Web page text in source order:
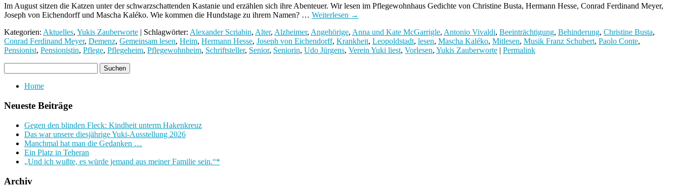
Im August sitzen die Katzen unter der schwarzschattenden Kastanie und erzählen sich ihre Abenteuer. Wir lesen im Pflegewohnhaus Gedichte von Christine Busta, Hermann Hesse, Conrad Ferdinand Meyer,
Joseph von Eichendorff und Mascha Kaléko. Wie kommen die Hundstage zu ihrem Namen? … Weiterlesen →
Kategorien: Aktuelles, Yukis Zauberworte | Schlagwörter: Alexander Scriabin, Alter, Alzheimer, Angehörige, Anna und Kate McGarrigle, Antonio Vivaldi, Beeinträchtigung, Behinderung, Christine Busta,
Conrad Ferdinand Meyer, Demenz, Gemeinsam lesen, Heim, Hermann Hesse, Joseph von Eichendorff, Krankheit, Leopoldstadt, lesen, Mascha Kaléko, Mitlesen, Musik Franz Schubert, Paolo Conte,
Pensionist, Pensionistin, Pflege, Pflegeheim, Pflegewohnheim, Schriftsteller, Senior, Seniorin, Udo Jürgens, Verein Yuki liest, Vorlesen, Yukis Zauberworte Permalink
Home
Neueste Beiträge
Gegen den blinden Fleck: Kindheit unterm Hakenkreuz
Das war unsere diesjährige Yuki-Ausstellung 2026
Manchmal hat man die Gedanken …
Ein Platz in Teheran
„Und ich wußte, es würde jemand aus meiner Familie sein.“*
Archiv